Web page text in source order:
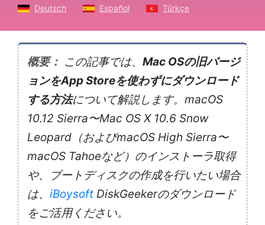
Deutsch
Español Türkçe
概要： この記事では、 Mac OSの旧バージ
ョンをApp Storeを使わずにダウンロード
する方法について解説します。macOS
10.12 Sierra〜Mac OS X 10.6 Snow
Leopard（およびmacOS High Sierra〜
macOS Tahoeなど）のインストーラ取得
や、ブートディスクの作成を行いたい場合
は、 iBoysoft DiskGeekerのダウンロード
をご活用ください。